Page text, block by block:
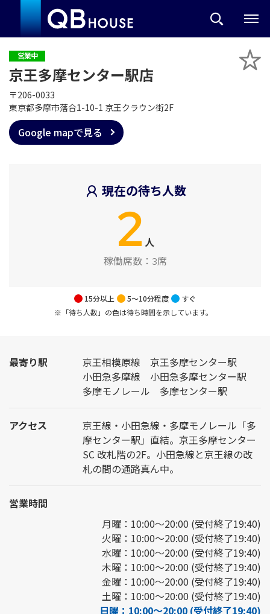
営業中
京王多摩センター駅店
〒206-0033
東京都多摩市落合1-10-1 京王クラウン街2F
Google mapで見る
現在の待ち人数
2 人
稼働席数： 3席
15分以上 5～10分程度
すぐ
※「待ち人数」の色は待ち時間を示しています。
最寄り駅
京王相模原線 京王多摩センター駅
小田急多摩線 小田急多摩センター駅
多摩モノレール 多摩センター駅
アクセス
京王線・小田急線・多摩モノレール「多
摩センター駅」直結。京王多摩センター
SC 改札階の2F。小田急線と京王線の改
札の間の通路真ん中。
営業時間
月曜：10:00～20:00 (受付終了19:40)
火曜：10:00～20:00 (受付終了19:40)
水曜：10:00～20:00 (受付終了19:40)
木曜：10:00～20:00 (受付終了19:40)
金曜：10:00～20:00 (受付終了19:40)
土曜：10:00～20:00 (受付終了19:40)
日曜：10:00～20:00 (受付終了19:40)